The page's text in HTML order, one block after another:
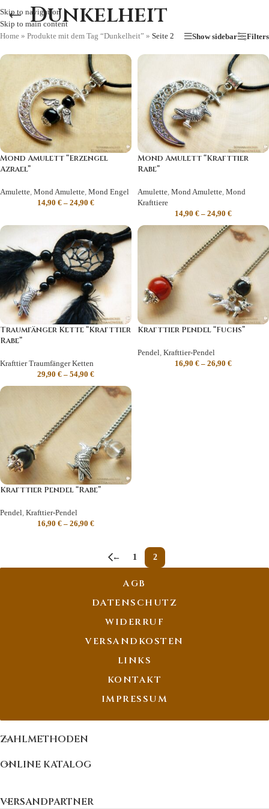
Skip to navigation
Skip to main content
Dunkelheit
Home » Produkte mit dem Tag “Dunkelheit” » Seite 2 Show sidebar Filters
Mond Amulett “Erzengel
Azrael”
Amulette, Mond Amulette, Mond Engel
14,90 € – 24,90 €
Mond Amulett “Krafttier
Rabe”
Amulette, Mond Amulette, Mond
Krafttiere
14,90 € – 24,90 €
Traumfänger Kette “Krafttier
Rabe”
Krafttier Traumfänger Ketten
29,90 € – 54,90 €
Krafttier Pendel “Fuchs”
Pendel Krafttier-Pendel
16,90 € – 26,90 €
Krafttier Pendel “Rabe”
Pendel Krafttier-Pendel
16,90 € – 26,90 €
← 1 2
AGB
DATENSCHUTZ
WIDERRUF
VERSANDKOSTEN
LINKS
KONTAKT
IMPRESSUM
ZAHLMETHODEN
ONLINE KATALOG
VERSANDPARTNER